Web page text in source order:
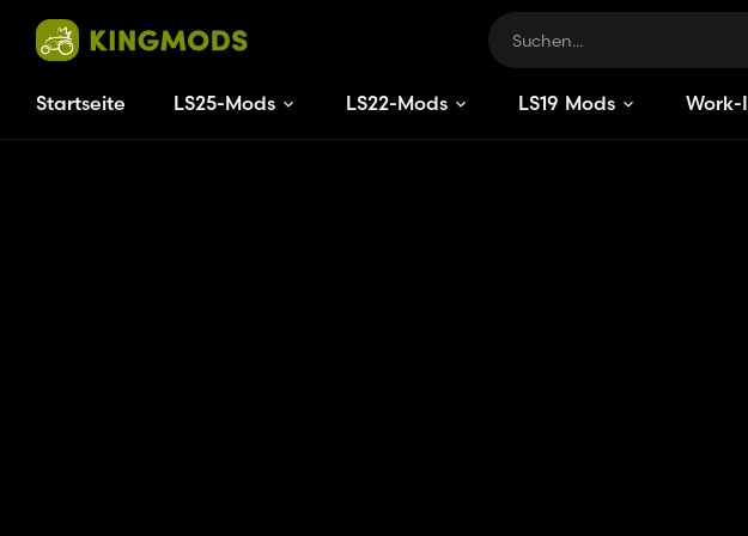
Startseite LS25-Mods LS22-Mods LS19 Mods Work-